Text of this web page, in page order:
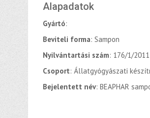
Alapadatok
Gyártó:
Beviteli forma: Sampon
Nyilvántartási szám: 176/1/
Csoport: Állatgyógyászati
Bejelentett név: BEAPHAR